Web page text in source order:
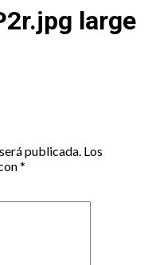
large
publicada. Los
*